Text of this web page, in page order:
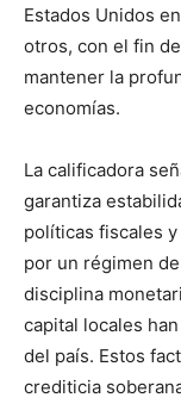
Estados Unidos
otros, con el fin
mantener la
economías.
La calificadora
garantiza
políticas fiscales
por un régimen
disciplina
capital locales
del país. Estos
crediticia